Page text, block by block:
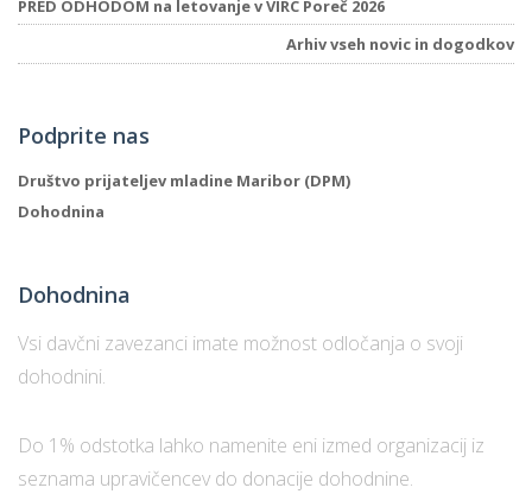
PRED ODHODOM na letovanje v VIRC Poreč 2026
Arhiv vseh novic in dogodkov
Podprite nas
Društvo prijateljev mladine Maribor (DPM)
Dohodnina
Dohodnina
Vsi davčni zavezanci imate možnost odločanja o svoji
dohodnini.
Do 1% odstotka lahko namenite eni izmed organizacij iz
seznama upravičencev do donacije dohodnine.